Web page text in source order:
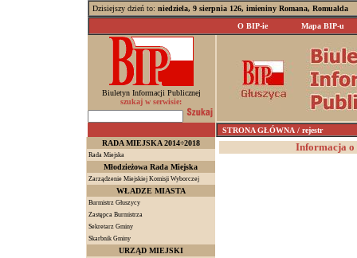
Dzisiejszy dzień to: niedziela, 9 sierpnia 126, imieniny Romana, Romualda
O BIP-ie
Mapa BIP-u
Biuletyn Informacji Publicznej
szukaj w serwisie:
STRONA GŁÓWNA / rejestr
RADA MIEJSKA 2014÷2018
Rada Miejska
Młodzieżowa Rada Miejska
Zarządzenie Miejskiej Komisji Wyborczej
WŁADZE MIASTA
Burmistrz Głuszycy
Zastępca Burmistrza
Sekretarz Gminy
Skarbnik Gminy
URZĄD MIEJSKI
Informacja o